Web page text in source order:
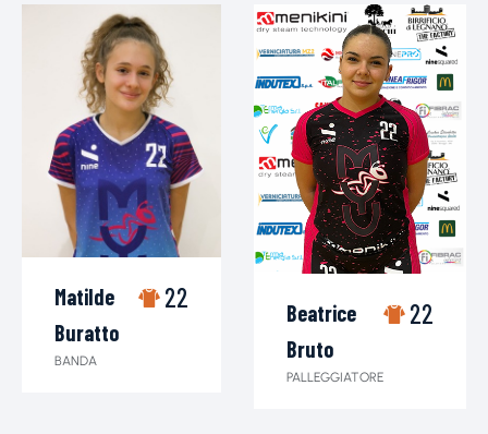
Matilde
Buratto
BANDA
22
Beatrice
Bruto
PALLEGGIATORE
22